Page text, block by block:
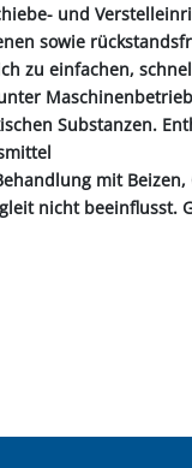
und
sowie
zu einfachen,
Maschinenbetrieb
Substanzen.
mit Beizen,
nicht beeinflusst.